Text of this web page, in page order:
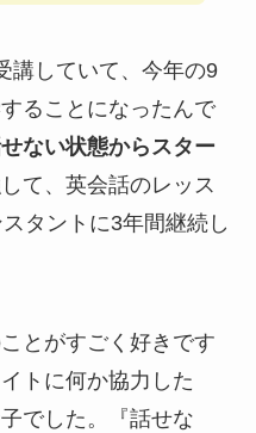
講していて、今年の9
ることになったんで
ない状態からスター
て、英会話のレッス
タントに3年間継続し
とがすごく好きです
トに何か協力した
でした。『話せな